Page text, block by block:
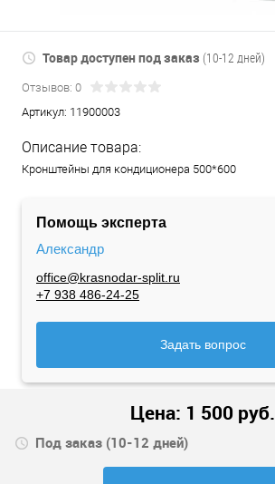
Товар доступен под заказ (10-12 дней)
Отзывов: 0
Артикул: 11900003
Описание товара:
Кронштейны для кондиционера 500*600
Помощь эксперта
Александр
office@krasnodar-split.ru
+7 938 486-24-25
Задать вопрос
Цена: 1 500 руб.
Под заказ (10-12 дней)